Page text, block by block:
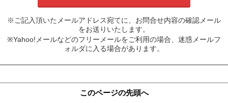
※ご記入頂いたメールアドレス宛てに、お問合せ内容の確認メール
をお送りいたします。
※Yahoo!メールなどのフリーメールをご利用の場合、迷惑メールフ
ォルダに入る場合があります。
このページの先頭へ